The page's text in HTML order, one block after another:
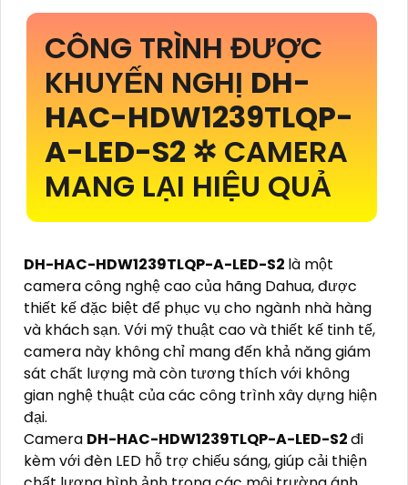
CÔNG TRÌNH ĐƯỢC
KHUYẾN NGHỊ DH-
HAC-HDW1239TLQP-
A-LED-S2 ✲ CAMERA
MANG LẠI HIỆU QUẢ
DH-HAC-HDW1239TLQP-A-LED-S2 là một
camera công nghệ cao của hãng Dahua, được
thiết kế đặc biệt để phục vụ cho ngành nhà hàng
và khách sạn. Với mỹ thuật cao và thiết kế tinh tế,
camera này không chỉ mang đến khả năng giám
sát chất lượng mà còn tương thích với không
gian nghệ thuật của các công trình xây dựng hiện
đại.
Camera DH-HAC-HDW1239TLQP-A-LED-S2đi
kèm với đèn LED hỗ trợ chiếu sáng, giúp cải thiện